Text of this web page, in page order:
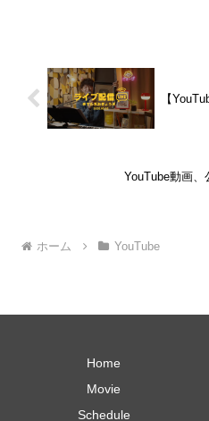
【
YouTube動画、
ホーム YouTube
Home
Movie
Schedule